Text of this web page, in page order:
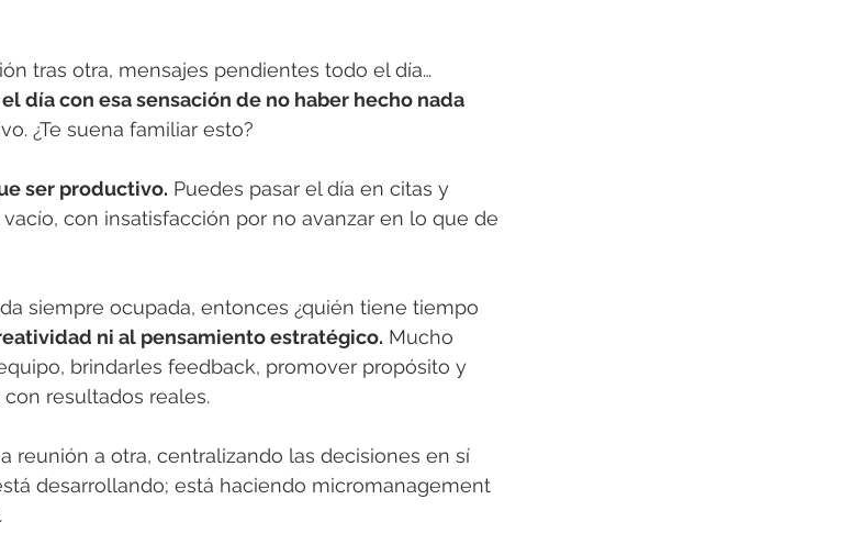
tras otra, mensajes pendientes todo el día…
día con esa sensación de no haber hecho nada
¿Te suena familiar esto?
ser productivo. Puedes pasar el día en citas y
con insatisfacción por no avanzar en lo que de
siempre ocupada, entonces ¿quién tiene tiempo
ni al pensamiento estratégico. Mucho
brindarles feedback, promover propósito y
resultados reales.
reunión a otra, centralizando las decisiones en sí
desarrollando; está haciendo micromanagement